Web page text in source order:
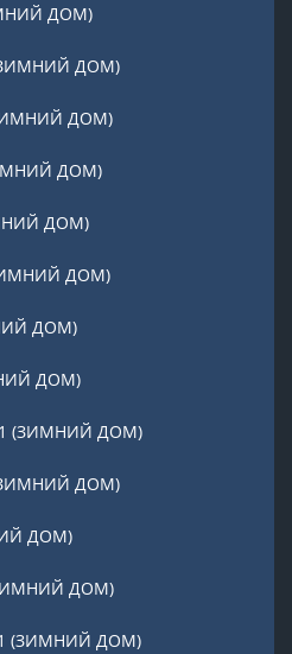
ДОМ)
ДОМ)
ДОМ)
ДОМ)
ДОМ)
ДОМ)
ДОМ)
ДОМ)
(ЗИМНИЙ ДОМ)
ДОМ)
ДОМ)
ДОМ)
(ЗИМНИЙ ДОМ)